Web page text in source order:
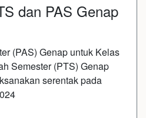
dan PAS Genap
(PAS) Genap untuk Kelas
Semester (PTS) Genap
serentak pada